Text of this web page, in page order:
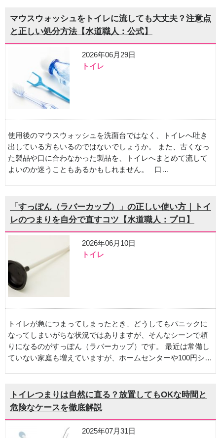
マウスウォッシュをトイレに流しても大丈夫？注意点
と正しい処分方法【水道職人：公式】
2026年06月29日
トイレ
使用後のマウスウォッシュを洗面台ではなく、トイレへ吐き
出している方もいるのではないでしょうか。 また、古くなっ
た製品や口に合わなかった製品を、トイレへまとめて流して
よいのか迷うこともあるかもしれません。 口…
「すっぽん（ラバーカップ）」の正しい使い方｜トイ
レのつまりを自分で直すコツ【水道職人：プロ】
2026年06月10日
トイレ
トイレが急につまってしまったとき、どうしてもパニックに
なってしまいがちな状況ではありますが、そんなシーンで頼
りになるのがすっぽん（ラバーカップ）です。 最近は常備し
ていない家庭も増えていますが、ホームセンターや100円シ…
トイレつまりは自然に直る？放置してもOKな時間と
危険なケースを徹底解説
2025年07月31日